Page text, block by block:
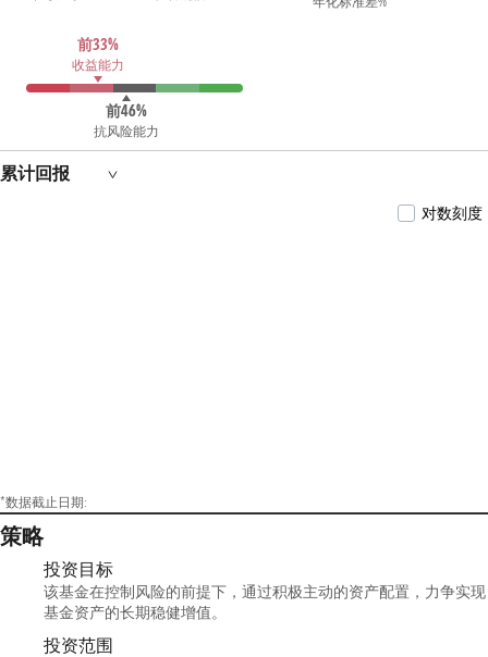
前33%
收益能力
前46%
抗风险能力
累计回报
对数刻度
*数据截止日期:
策略
投资目标
该基金在控制风险的前提下，通过积极主动的资产配置，力争实现
基金资产的长期稳健增值。
投资范围